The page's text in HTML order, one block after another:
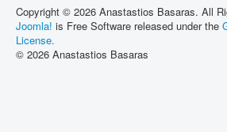
Copyright © 2026 Anastastios Basaras. All
Joomla! is Free Software released under the
License.
© 2026 Anastastios Basaras